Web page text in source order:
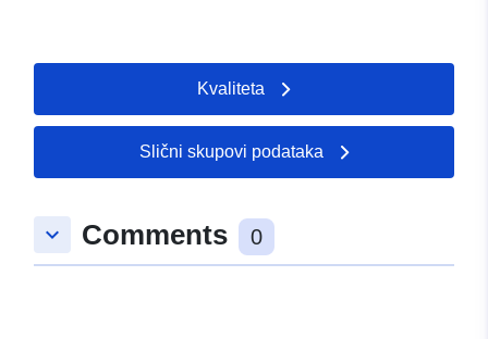
Kvaliteta
Slični skupovi podataka
keyboard_arrow_down Comments 0